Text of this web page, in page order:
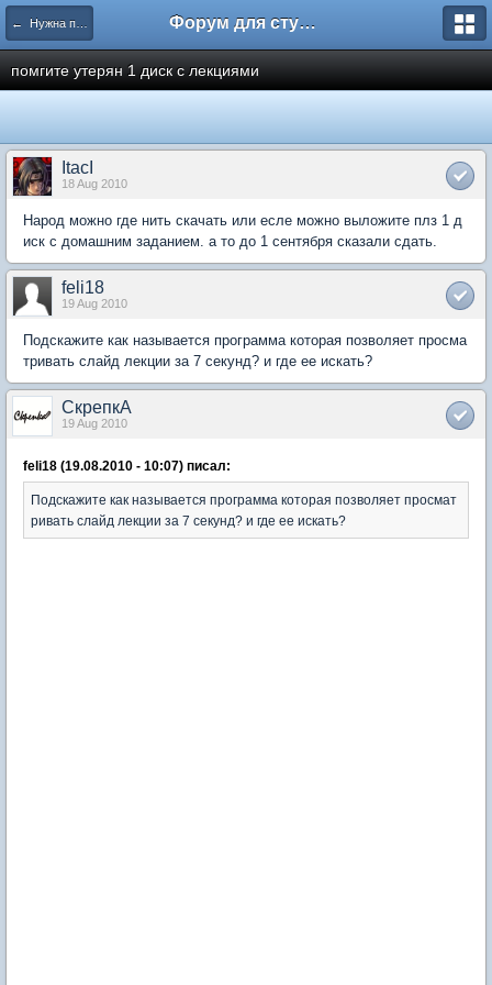
← Нужна помощь Форум для студента СГА
помгите утерян 1 диск с лекциями
ItacI
18 Aug 2010
Народ можно где нить скачать или есле можно выложите плз 1 д
иск с домашним заданием. а то до 1 сентября сказали сдать.
feli18
19 Aug 2010
Подскажите как называется программа которая позволяет просма
тривать слайд лекции за 7 секунд? и где ее искать?
СкрепкА
19 Aug 2010
feli18 (19.08.2010 - 10:07) писал:
Подскажите как называется программа которая позволяет просмат
ривать слайд лекции за 7 секунд? и где ее искать?